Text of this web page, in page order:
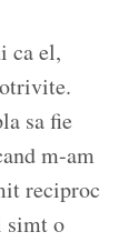
ca el,
sa fie
m-am
reciproc
simt o